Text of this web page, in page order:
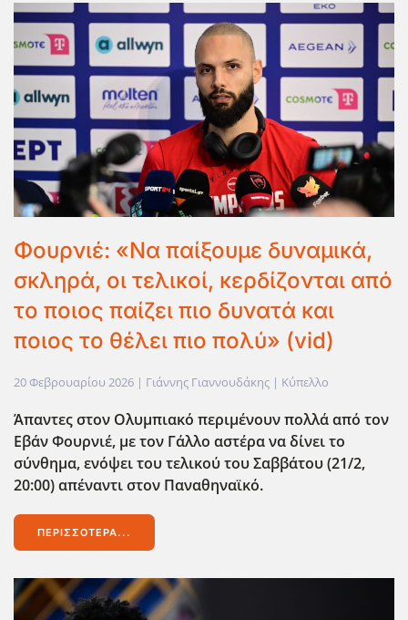
Φουρνιέ: «Να παίξουμε δυναμικά,
σκληρά, οι τελικοί, κερδίζονται από
το ποιος παίζει πιο δυνατά και
ποιος το θέλει πιο πολύ» (vid)
20 Φεβρουαρίου 2026 | Γιάννης Γιαννουδάκης | Κύπελλο
Άπαντες στον Ολυμπιακό περιμένουν πολλά από τον
Εβάν Φουρνιέ, με τον Γάλλο αστέρα να δίνει το
σύνθημα, ενόψει του τελικού του Σαββάτου (21/2,
20:00) απέναντι στον Παναθηναϊκό.
ΠΕΡΙΣΣΌΤΕΡΑ...